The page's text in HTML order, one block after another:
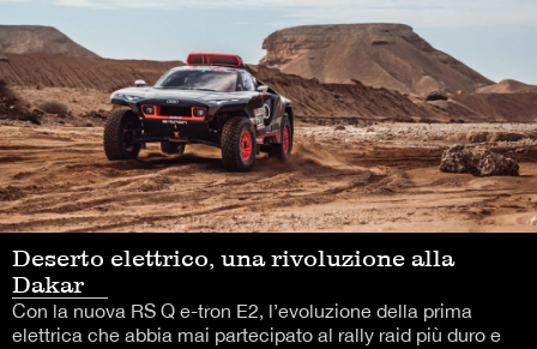
Deserto elettrico, una rivoluzione alla
Dakar
Con la nuova RS Q e-tron E2, l’evoluzione della prima
elettrica che abbia mai partecipato al rally raid più duro e